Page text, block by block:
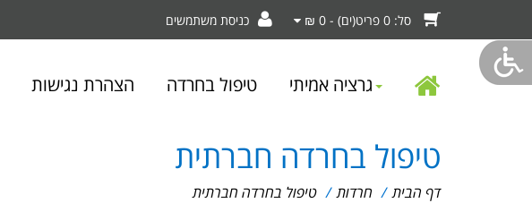
סל: 0 פריט(ים) - 0 ₪ כניסת משתמשים
דף
הבית
גרציה אמיתי טיפול בחרדה הצהרת נגישות
טיפול בחרדה חברתית
דף הבית / חרדות / טיפול בחרדה חברתית